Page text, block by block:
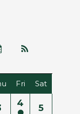
Fri Sat
4 5